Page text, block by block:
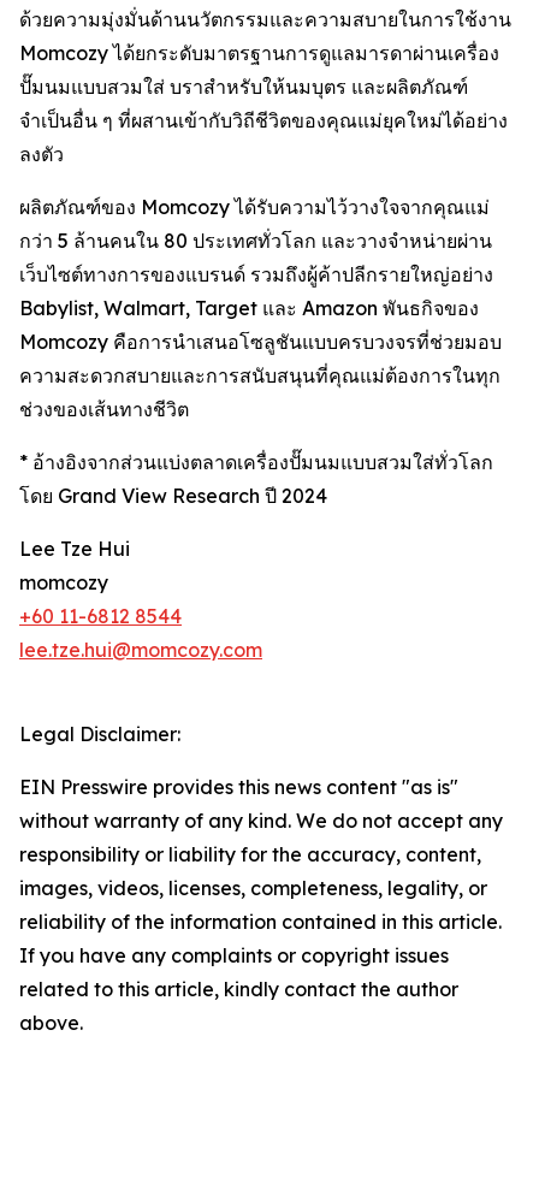
ด้วยความมุ่งมั่นด้านนวัตกรรมและความสบายในการใช้งาน
Momcozy ได้ยกระดับมาตรฐานการดูแลมารดาผ่านเครื่อง
ปั๊มนมแบบสวมใส่ บราสำหรับให้นมบุตร และผลิตภัณฑ์
จำเป็นอื่น ๆ ที่ผสานเข้ากับวิถีชีวิตของคุณแม่ยุคใหม่ได้อย่าง
ลงตัว
ผลิตภัณฑ์ของ Momcozy ได้รับความไว้วางใจจากคุณแม่
กว่า 5 ล้านคนใน 80 ประเทศทั่วโลก และวางจำหน่ายผ่าน
เว็บไซต์ทางการของแบรนด์ รวมถึงผู้ค้าปลีกรายใหญ่อย่าง
Babylist, Walmart, Target และ Amazon พันธกิจของ
Momcozy คือการนำเสนอโซลูชันแบบครบวงจรที่ช่วยมอบ
ความสะดวกสบายและการสนับสนุนที่คุณแม่ต้องการในทุก
ช่วงของเส้นทางชีวิต
* อ้างอิงจากส่วนแบ่งตลาดเครื่องปั๊มนมแบบสวมใส่ทั่วโลก
โดย Grand View Research ปี 2024
Lee Tze Hui
momcozy
+60 11-6812 8544
lee.tze.hui@momcozy.com
Legal Disclaimer:
EIN Presswire provides this news content "as is"
without warranty of any kind. We do not accept any
responsibility or liability for the accuracy, content,
images, videos, licenses, completeness, legality, or
reliability of the information contained in this article.
If you have any complaints or copyright issues
related to this article, kindly contact the author
above.